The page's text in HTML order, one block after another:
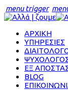
menu trigger
ΑΡΧΙΚΗ
ΥΠΗΡΕΣΙΕΣ
ΕΞ
BLOG